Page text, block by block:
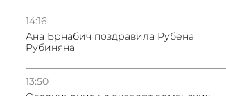
14:16
Ана Брнабич поздравила Рубена
Рубиняна
13:50